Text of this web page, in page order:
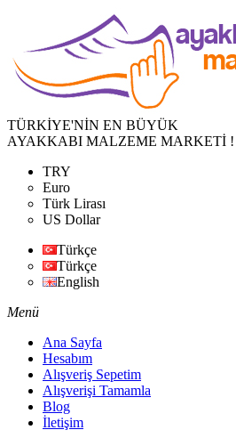
TÜRKİYE'NİN EN BÜYÜK
AYAKKABI MALZEME MARKETİ !
TRY
Euro
Türk Lirası
US Dollar
Türkçe
Türkçe
English
Menü
Ana Sayfa
Hesabım
Alışveriş Sepetim
Alışverişi Tamamla
Blog
İletişim